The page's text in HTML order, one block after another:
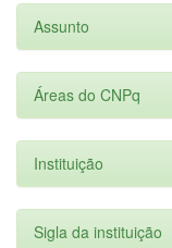
Assunto
Áreas do CNPq
Instituição
Sigla da instituição